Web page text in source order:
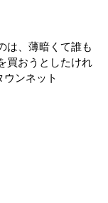
は、薄暗くて誰も
買おうとしたけれ
ンネット